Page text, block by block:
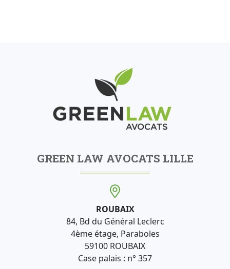
GREEN LAW AVOCATS LILLE
ROUBAIX
84, Bd du Général Leclerc
4ème étage, Paraboles
59100 ROUBAIX
Case palais : n° 357